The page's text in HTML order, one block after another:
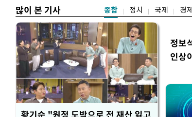
많이 본 기사 종합 정치 국제 경
황기순 "원정 도박으로 전 재산 잃고
정보
인상